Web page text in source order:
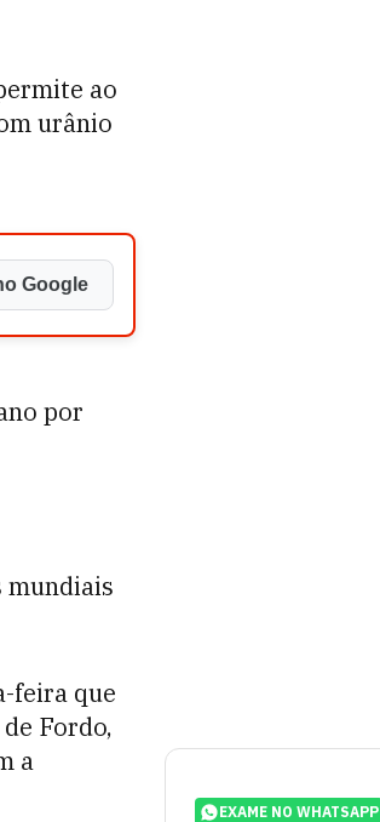
ao
urânio
Google
por
mundiais
feira que
Fordo,
a
EXAME NO WHATSAPP